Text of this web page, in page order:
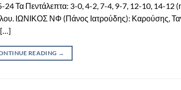
Πεντάλεπτα: 3-0, 4-2, 7-4, 9-7, 12-10, 14-12
ΙΩΝΙΚΟΣ ΝΦ (Πάνος Ιατρούδης): Καρούσης,
[…]
READING →